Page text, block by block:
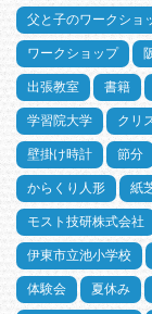
父と子のワークショ
ワークショップ
出張教室 書籍
学習院大学 クリ
壁掛け時計 節分
からくり人形 紙
モスト技研株式会社
伊東市立池小学校
体験会 夏休み